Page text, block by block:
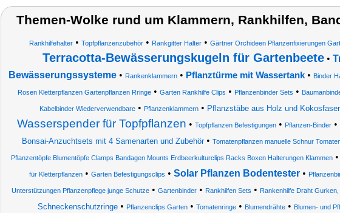
Themen-Wolke rund um Klammern, Rankhilfen,
Rankhilfehalter• Topfpflanzenzubehör• Rankgitter Halter• Gärtner Orchideen Pflanzenfixierungen
Terracotta-Bewässerungskugeln für Gartenbeete •
Bewässerungssysteme• Rankenklammern• Pflanztürme mit Wassertank• Binder
Rosen Kletterpflanzen Gartenpflanzen Rringe• Garten Rankhilfe Clips • Pflanzenbinder Sets •
Kabelbinder Wiederverwendbare• Pflanzenklammern• Pflanzstäbe aus Holz und
Wasserspender für Topfpflanzen • Topfpflanzen Befestigungen• Pflanzen-Binder•
Bonsai-Anzuchtsets mit 4 Samenarten und Zubehör• Tomatenpflanzen manuelle Schnur
Pflanzentöpfe Blumentöpfe Clamps Bandagen Mounts Erdbeerkulturclips Racks Boxen Halterungen Klammen•
für Kletterpflanzen • Garten Befestigungsclips • Solar Pflanzen Bodentester •
Unterstützungen Pflanzenpflege junge Schutze • Gartenbinder • Rankhilfen Sets • Rankenhilfe Draht
Schneckenschutzringe• Pflanzenclips Garten• Tomatenringe• Blumendrähte• Blumen- und